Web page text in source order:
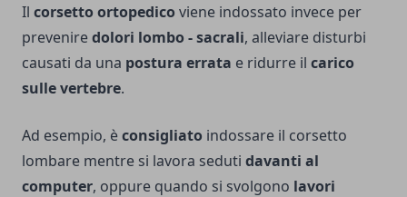
Il corsetto ortopedico viene indossato invece per
preveniredolori lombo - sacrali, alleviare disturbi
causati da una postura errata e ridurre il carico
sulle vertebre.
Ad esempio, èconsigliato indossare il corsetto
lombare mentre si lavora seduti davanti al
computer, oppure quando si svolgono lavori